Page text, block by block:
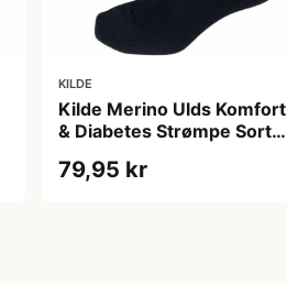
KILDE
Kilde Merino Ulds Komfort
& Diabetes Strømpe Sort
79,95 kr